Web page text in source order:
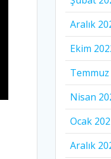
Aralık
Ekim
Temmuz
Nisan
Ocak
Aralık